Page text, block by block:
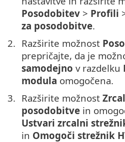
Posodobitev > Profili
za posodobitve.
Razširite možnost
prepričajte, da je
samodejno v razdelku
modula omogočena.
Razširite možnost
posodobitve in
Ustvari zrcalni
in Omogoči strežnik